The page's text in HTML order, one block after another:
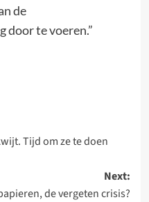
de
door te voeren.”
Tijd om ze te doen
Next:
de vergeten crisis?